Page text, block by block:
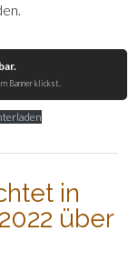
Banner klickst.
in
über